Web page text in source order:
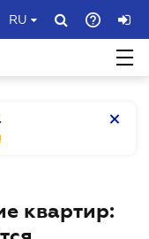
RU
квартир: